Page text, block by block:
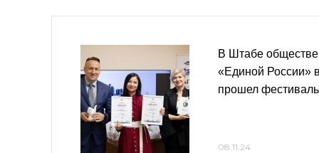
В Штабе
«Единой России»
прошел
08.11.24